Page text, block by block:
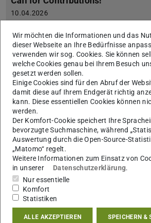
10.04.2026
Dear colleagues from DH and from AI
for journalism, education, law, media,
communication, intelligent interfaces, etc.,
Trauer um apl.-Prof. Dr. Beatrix
Wir möchten die Informationen und das
dieser Webseite an Ihre Bedürfnisse
verwenden wir sog. Cookies. Sie können
welche Cookies genau bei Ihrem Besuch
gesetzt werden sollen.
Einige Cookies sind für den Abruf der
damit diese auf Ihrem Endgerät richtig
kann. Diese essentiellen Cookies können
werden.
Der Komfort-Cookie speichert Ihre
bevorzugte Suchmaschine, während
Auswertung durch die Open-Source-
„Matomo“ regelt.
Weitere Informationen zum Einsatz von
in unserer
Datenschutzerklärung.
Nur essentielle
Komfort
Statistiken
ALLE AKZEPTIEREN SPEICHERN &